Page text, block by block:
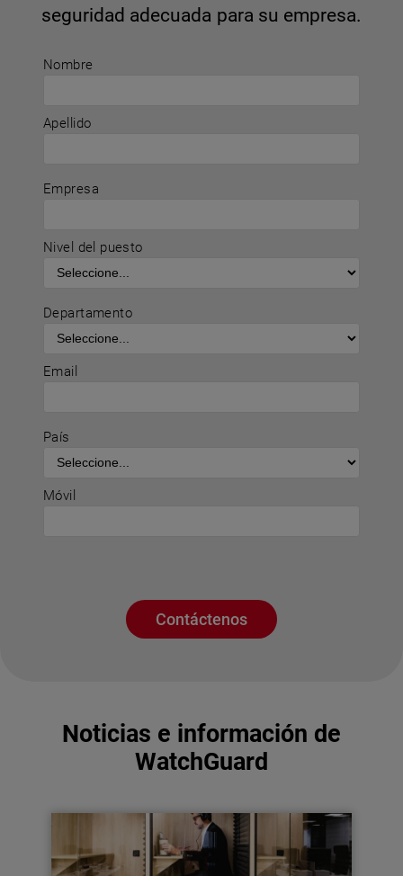
Nombre
Apellido
Empresa
Nivel del puesto
Departamento
Email
País
Móvil
Contáctenos
seguridad adecuada para su empresa.
Noticias e información de
WatchGuard